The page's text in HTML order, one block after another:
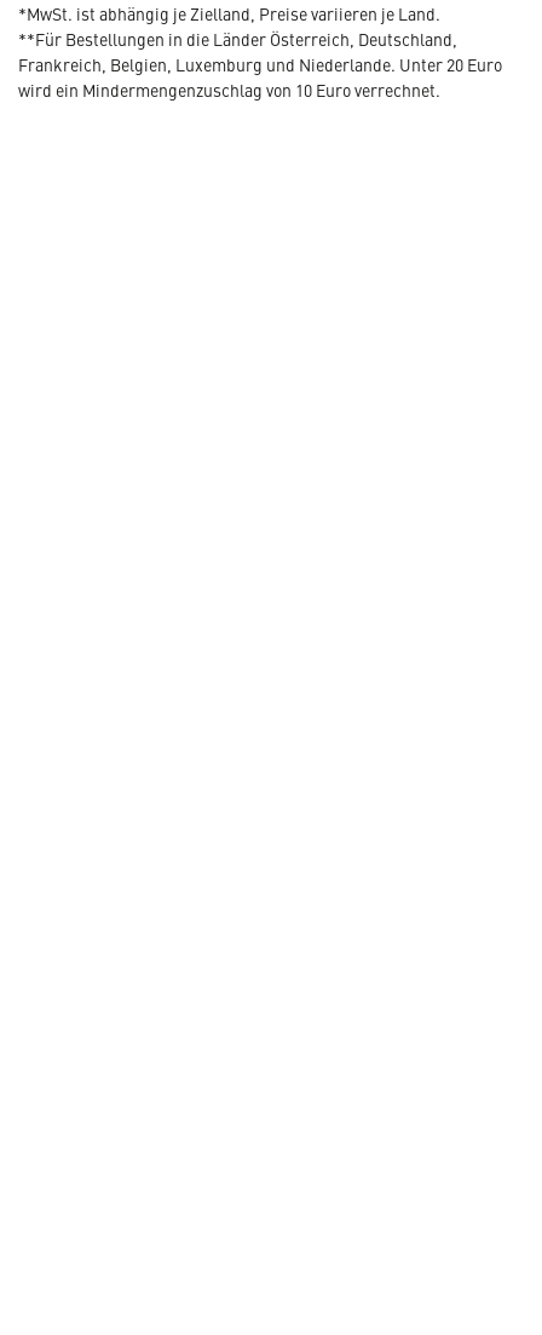
*MwSt. ist abhängig je Zielland, Preise variieren je Land.
**Für Bestellungen in die Länder Österreich, Deutschland,
Frankreich, Belgien, Luxemburg und Niederlande. Unter 20 Euro
wird ein Mindermengenzuschlag von 10 Euro verrechnet.